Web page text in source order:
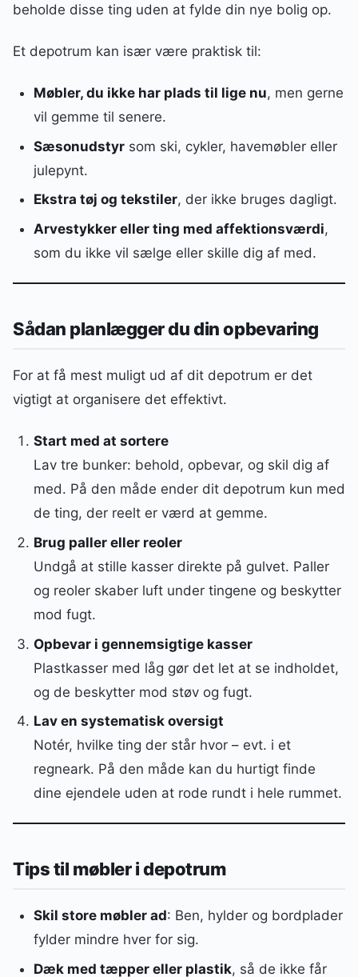
beholde disse ting uden at fylde din nye bolig op.
Et depotrum kan især være praktisk til:
Møbler, du ikke har plads til lige nu, men gerne
vil gemme til senere.
Sæsonudstyrsom ski, cykler, havemøbler eller
julepynt.
Ekstra tøj og tekstiler, der ikke bruges dagligt.
Arvestykker eller ting med affektionsværdi,
som du ikke vil sælge eller skille dig af med.
Sådan planlægger du din opbevaring
For at få mest muligt ud af dit depotrum er det
vigtigt at organisere det effektivt.
Start med at sortere
Lav tre bunker: behold, opbevar, og skil dig af
med. På den måde ender dit depotrum kun med
de ting, der reelt er værd at gemme.
Brug paller eller reoler
Undgå at stille kasser direkte på gulvet. Paller
og reoler skaber luft under tingene og beskytter
mod fugt.
Opbevar i gennemsigtige kasser
Plastkasser med låg gør det let at se indholdet,
og de beskytter mod støv og fugt.
Lav en systematisk oversigt
Notér, hvilke ting der står hvor – evt. i et
regneark. På den måde kan du hurtigt finde
dine ejendele uden at rode rundt i hele rummet.
Tips til møbler i depotrum
Skil store møbler ad: Ben, hylder og bordplader
fylder mindre hver for sig.
Dæk med tæpper eller plastik, så de ikke får